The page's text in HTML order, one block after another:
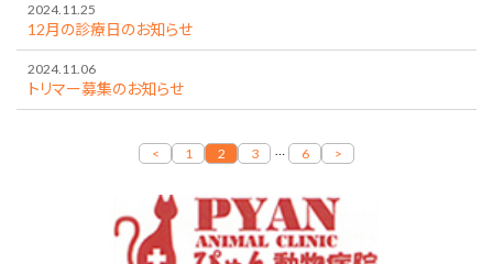
2024.11.25
12月の診療日のお知らせ
2024.11.06
トリマー募集のお知らせ
< 1 2 3 6 >